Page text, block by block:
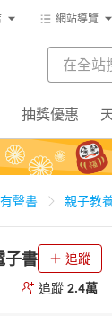
網站導覽
抽獎優惠
有聲書 親子教
子書 追蹤
追蹤 2.4萬